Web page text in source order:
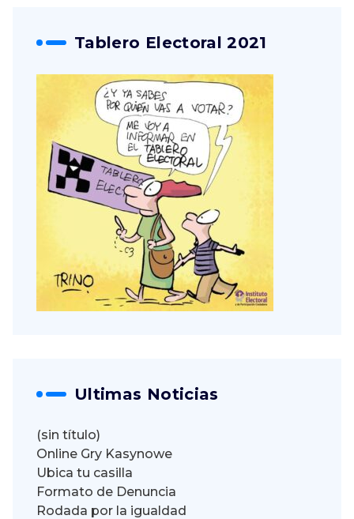
Tablero Electoral 2021
Ultimas Noticias
(sin título)
Online Gry Kasynowe
Ubica tu casilla
Formato de Denuncia
Rodada por la igualdad